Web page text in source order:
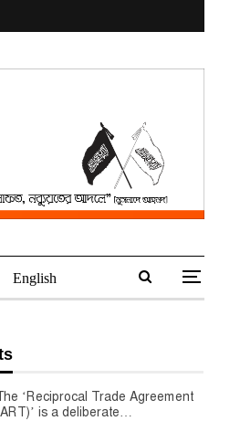
English
‘Reciprocal Trade Agreement
is a deliberate…